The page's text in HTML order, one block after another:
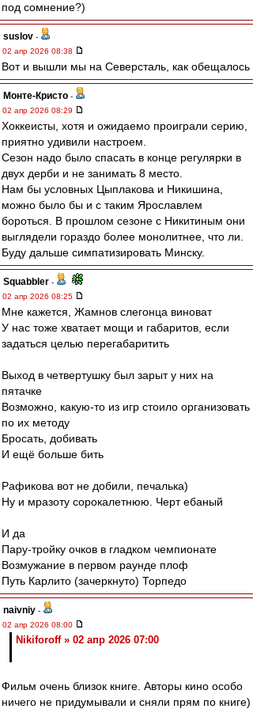
под сомнение?)
suslov -
02 апр 2026 08:38
Вот и вышли мы на Северсталь, как обещалось
Монте-Кристо -
02 апр 2026 08:29
Хоккеисты, хотя и ожидаемо проиграли серию,
приятно удивили настроем.
Сезон надо было спасать в конце регулярки в
двух дерби и не занимать 8 место.
Нам бы условных Цыплакова и Никишина,
можно было бы и с таким Ярославлем
бороться. В прошлом сезоне с Никитиным они
выглядели гораздо более монолитнее, что ли.
Буду дальше симпатизировать Минску.
Squabbler -
02 апр 2026 08:25
Мне кажется, Жамнов слегонца виноват
У нас тоже хватает мощи и габаритов, если
задаться целью перегабаритить
Выход в четвертушку был зарыт у них на
пятачке
Возможно, какую-то из игр стоило организовать
по их методу
Бросать, добивать
И ещё больше бить
Рафикова вот не добили, печалька)
Ну и мразоту сорокалетнюю. Черт ебаный
И да
Пару-тройку очков в гладком чемпионате
Возмужание в первом раунде плоф
Путь Карлито (зачеркнуто) Торпедо
naivniy -
02 апр 2026 08:00
Nikiforoff » 02 апр 2026 07:00
Фильм очень близок книге. Авторы кино особо
ничего не придумывали и сняли прям по книге)